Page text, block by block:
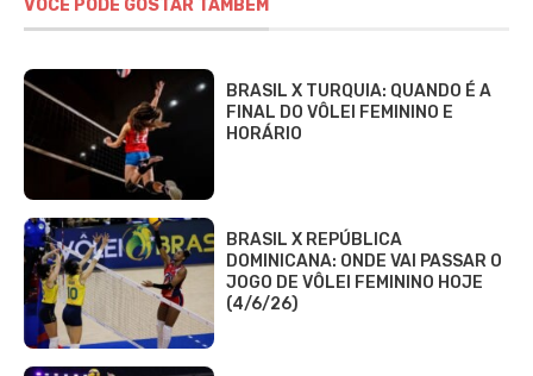
VOCÊ PODE GOSTAR TAMBÉM
BRASIL X TURQUIA: QUANDO É A
FINAL DO VÔLEI FEMININO E
HORÁRIO
BRASIL X REPÚBLICA
DOMINICANA: ONDE VAI PASSAR O
JOGO DE VÔLEI FEMININO HOJE
(4/6/26)